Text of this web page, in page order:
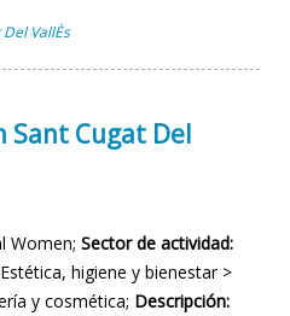
VallÈs
Sant Cugat Del
Women; Sector de actividad:
higiene y bienestar >
y cosmética; Descripción: